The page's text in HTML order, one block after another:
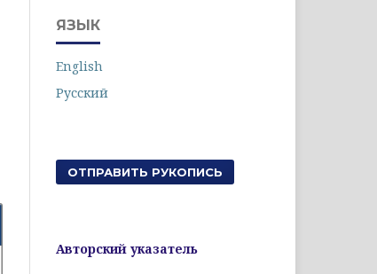
ЯЗЫК
English
Русский
ОТПРАВИТЬ РУКОПИСЬ
Авторский указатель